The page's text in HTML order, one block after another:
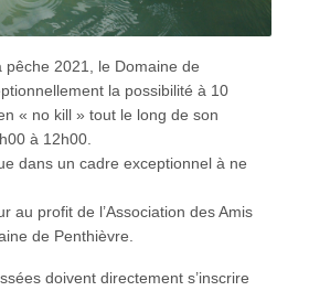
pêche 2021, le Domaine de
la possibilité à 10
« no kill » tout le long de son
à 12h00.
dans un cadre exceptionnel à ne
au profit de l’Association des Amis
de Penthièvre.
doivent directement s’inscrire